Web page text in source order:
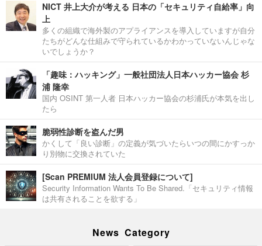
NICT 井上大介が考える 日本の「セキュリティ自給率」向
上
多くの組織で海外製のアプライアンスを導入していますが自分
たちがどんな仕組みで守られているかわかっていないんじゃな
いでしょうか？
「趣味：ハッキング」一般社団法人日本ハッカー協会 杉
浦 隆幸
国内 OSINT 第一人者 日本ハッカー協会の杉浦氏が本気を出し
たら
脆弱性診断を盗んだ男
かくして「良い診断」の定義が気づいたらいつの間にかすっか
り別物に交換されていた
[Scan PREMIUM 法人会員登録について]
Security Information Wants To Be Shared.「セキュリティ情報
は共有されることを欲する」
News Category